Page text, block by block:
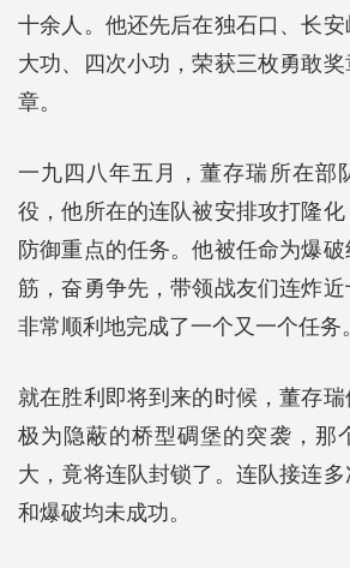
十余人。他还先后在独石口、长
大功、四次小功，荣获三枚勇敢
章。
一九四八年五月，董存瑞所在部
役，他所在的连队被安排攻打隆
防御重点的任务。他被任命为爆
筋，奋勇争先，带领战友们连炸近
非常顺利地完成了一个又一个任务。
就在胜利即将到来的时候，董存
极为隐蔽的桥型碉堡的突袭，那
大，竟将连队封锁了。连队接连
和爆破均未成功。